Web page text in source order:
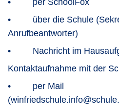
• per SchoolFox
• über die Schule
Anrufbeantworter)
• Nachricht im
Kontaktaufnahme mit der
• per Mail